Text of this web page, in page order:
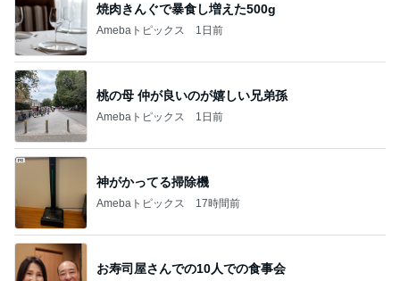
焼肉きんぐで暴食し増えた500g
Amebaトピックス 1日前
桃の母 仲が良いのが嬉しい兄弟孫
Amebaトピックス 1日前
神がかってる掃除機
Amebaトピックス 17時間前
お寿司屋さんでの10人での食事会